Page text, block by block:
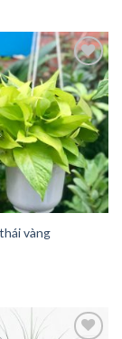
Add to
Wishlist
vàng